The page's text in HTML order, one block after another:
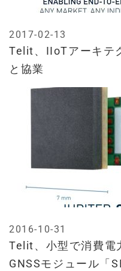
Telit、IIoTアーキテ
と協業
2017-02-13
Telit、小型で消費電
GNSSモジュール「
2016-10-31